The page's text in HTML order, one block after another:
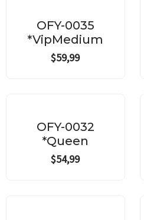
OFY-0035
*VipMedium
$59,99
OFY-0032
*Queen
$54,99